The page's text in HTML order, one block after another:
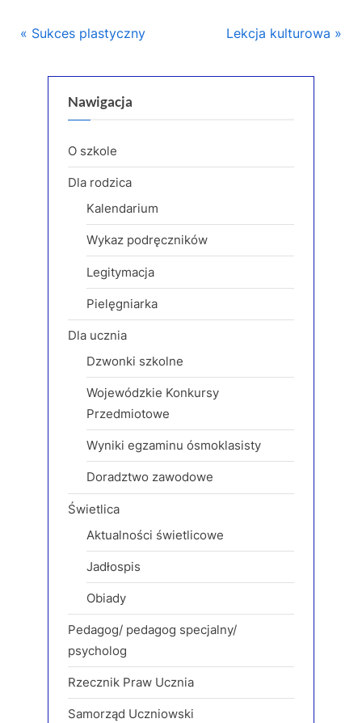
Nawigacja
wpisu
P
Sukces plastyczny
N
x
s
Lekcja kulturowa
Nawigacja
O szkole
Dla rodzica
Kalendarium
Wykaz podręczników
Legitymacja
Pielęgniarka
Dla ucznia
Dzwonki szkolne
Wojewódzkie Konkursy
Przedmiotowe
Wyniki egzaminu ósmoklasisty
Doradztwo zawodowe
Świetlica
Aktualności świetlicowe
Jadłospis
Obiady
Pedagog/ pedagog specjalny/
psycholog
Rzecznik Praw Ucznia
Samorząd Uczniowski